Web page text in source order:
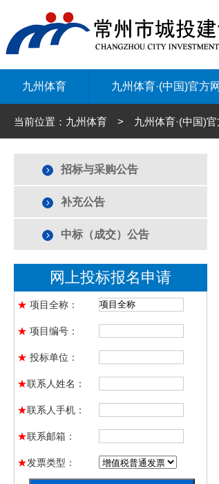
九州体育 九州体育·(中国)官方
当前位置：九州体育 > 九州体育·(中国)
招标与采购公告
补充公告
中标（成交）公告
网上投标报名申请
★ 项目全称：
★ 项目编号：
★ 投标单位：
★联系人姓名：
★联系人手机：
★联系邮箱：
★发票类型：